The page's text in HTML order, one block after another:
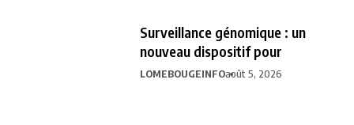
Surveillance génomique : un
nouveau dispositif pour
LOMEBOUGEINFOaoût 5, 2026